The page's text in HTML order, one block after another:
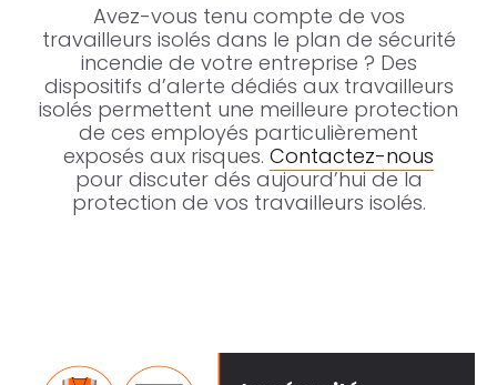
Avez-vous tenu compte de vos
travailleurs isolés dans le plan de sécurité
incendie de votre entreprise ? Des
dispositifs d’alerte dédiés aux travailleurs
isolés permettent une meilleure protection
de ces employés particulièrement
exposés aux risques. Contactez-nous
pour discuter dés aujourd’hui de la
protection de vos travailleurs isolés.